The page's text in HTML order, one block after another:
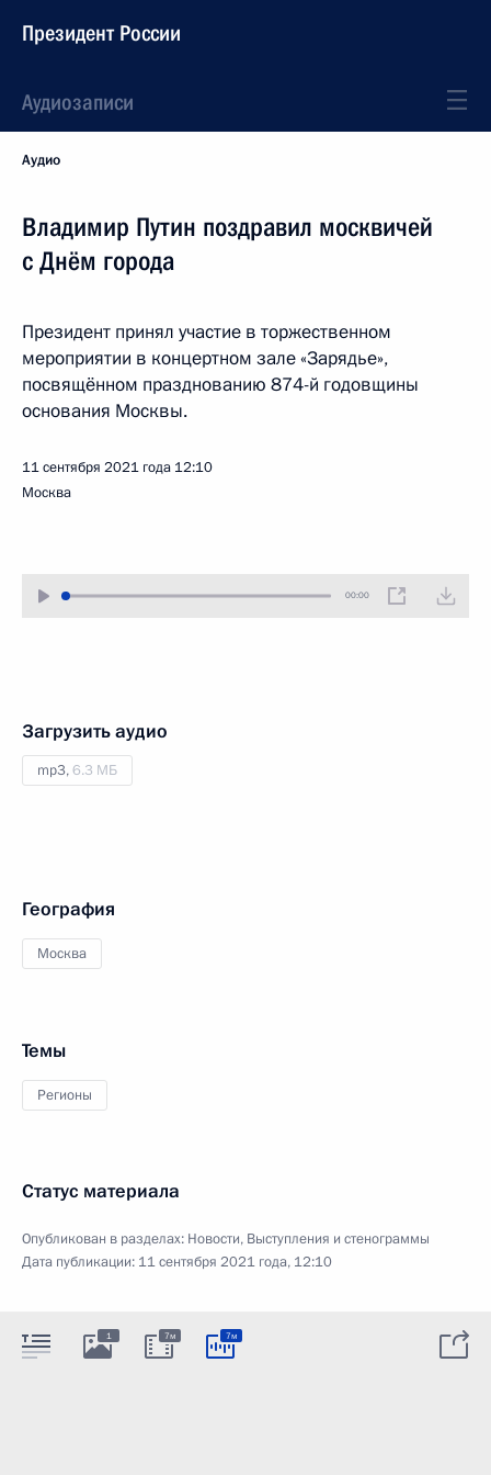
Президент России
Аудиозаписи
Аудио
Владимир Путин поздравил москвичей
с Днём города
Президент принял участие в торжественном
мероприятии в концертном зале «Зарядье»,
посвящённом празднованию 874-й годовщины
основания Москвы.
11 сентября 2021 года 12:10
Москва
00:00
Загрузить аудио
mp3,6.3 МБ
География
Москва
Темы
Регионы
Статус материала
Опубликован в разделах: Новости, Выступления и стенограммы
Дата публикации: 11 сентября 2021 года, 12:10
1 7м 7м